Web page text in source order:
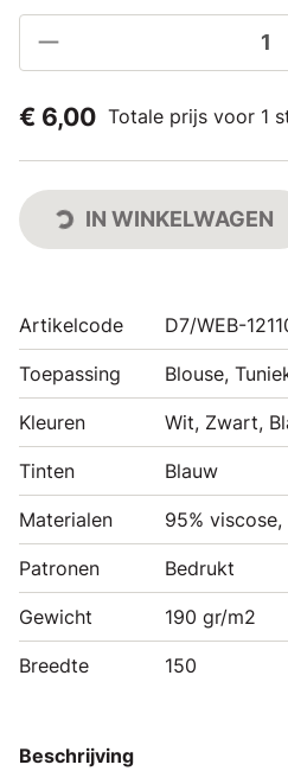
€ 6,00 Totale prijs voor 1
IN WINKELWAGEN
Artikelcode D7/WEB-
Toepassing Blouse,
Kleuren Wit, Zwart,
Tinten Blauw
Materialen 95%
Patronen Bedrukt
Gewicht 190 gr/m2
Breedte 150
Beschrijving